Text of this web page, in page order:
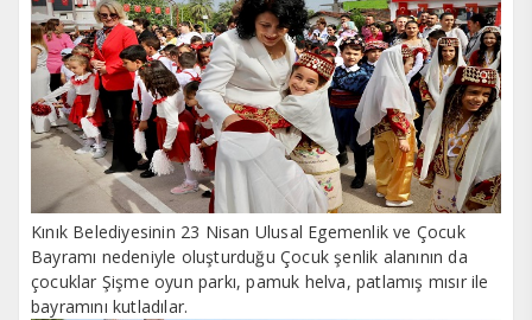
Kınık Belediyesinin 23 Nisan Ulusal Egemenlik ve Çocuk
Bayramı nedeniyle oluşturduğu Çocuk şenlik alanının da
çocuklar Şişme oyun parkı, pamuk helva, patlamış mısır ile
bayramını kutladılar.